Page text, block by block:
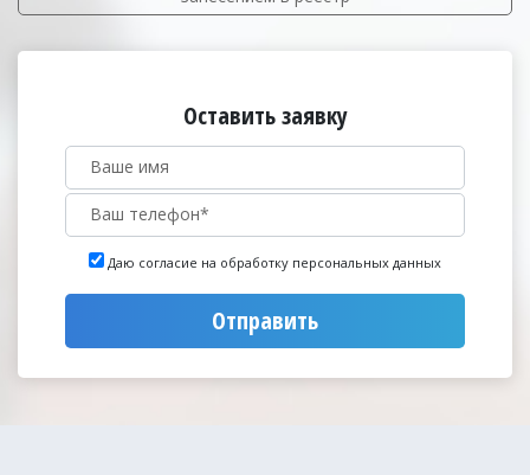
Оставить заявку
Даю согласие на обработку персональных данных
Отправить